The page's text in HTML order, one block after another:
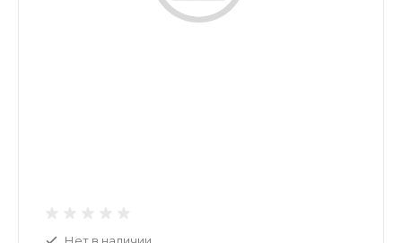
Нет в наличии